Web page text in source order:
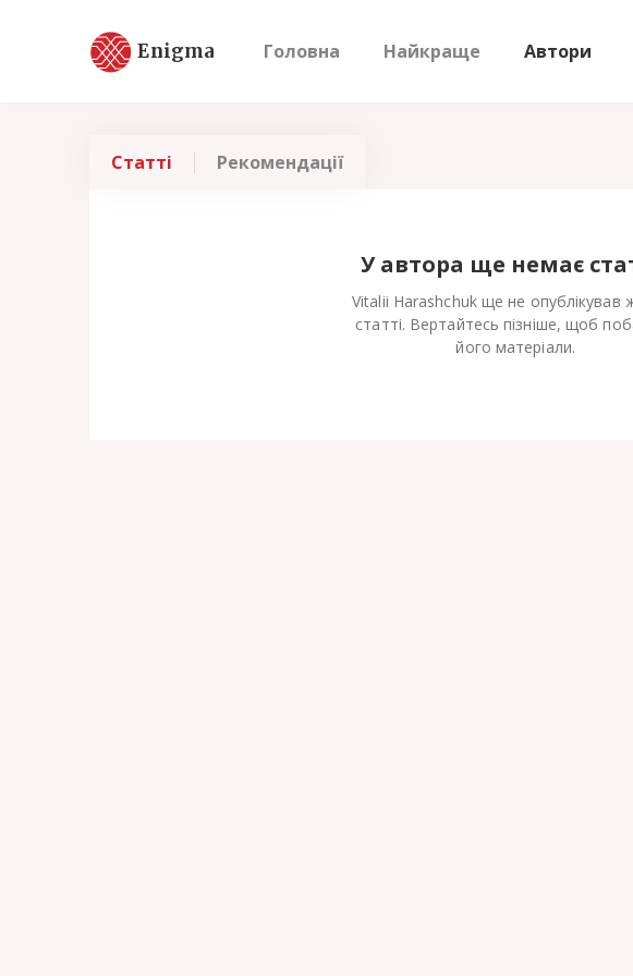
Enigma Головна Найкраще Автори
Статті Рекомендації
У автора ще немає
Vitalii Harashchuk ще не опублікував
статті. Вертайтесь пізніше, щоб
його матеріали.